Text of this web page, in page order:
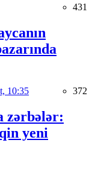
431
10:35 372
zərbələr:
yeni